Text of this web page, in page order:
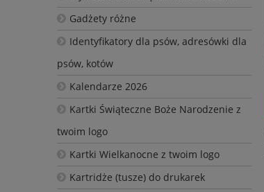
Gadżety różne
Identyfikatory dla psów, adresówki dla
psów, kotów
Kalendarze 2026
Kartki Świąteczne Boże Narodzenie z
twoim logo
Kartki Wielkanocne z twoim logo
Kartridże (tusze) do drukarek